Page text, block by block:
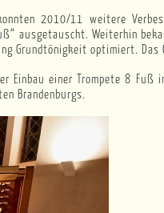
2010/11 weitere
ausgetauscht. Weiterhin
Grundtönigkeit optimiert. Das
Einbau einer Trompete 8
Brandenburgs.